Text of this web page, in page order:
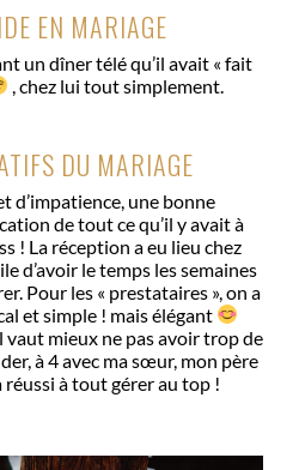
EN MARIAGE
un dîner télé qu’il avait « fait
, chez lui tout simplement.
DU MARIAGE
d’impatience, une bonne
de tout ce qu’il y avait à
! La réception a eu lieu chez
d’avoir le temps les semaines
Pour les « prestataires », on a
et simple ! mais élégant
vaut mieux ne pas avoir trop de
à 4 avec ma sœur, mon père
réussi à tout gérer au top !